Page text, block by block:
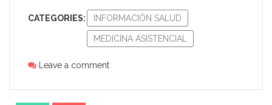
CATEGORIES: INFORMACIÓN SALUD
MEDICINA ASISTENCIAL
Leave a comment